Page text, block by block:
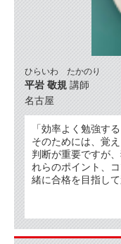
ひらいわ たかのり
平岩 敬規 講師
名古屋
「効率よく勉強す
そのためには、覚
判断が重要ですが
れらのポイント、
緒に合格を目指し